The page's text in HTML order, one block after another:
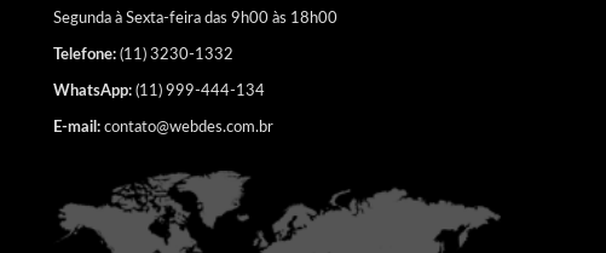
Segunda à Sexta-feira das 9h00 às 18h00
Telefone: (11) 3230-1332
WhatsApp: (11) 999-444-134
E-mail: contato@webdes.com.br